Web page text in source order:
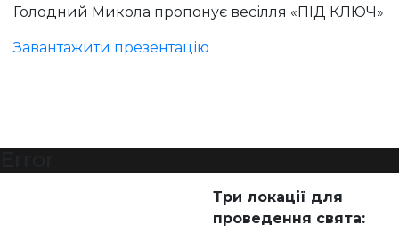
Голодний Микола пропонує весілля «ПІД КЛЮЧ»
Завантажити презентацію
Три локації для
проведення свята: